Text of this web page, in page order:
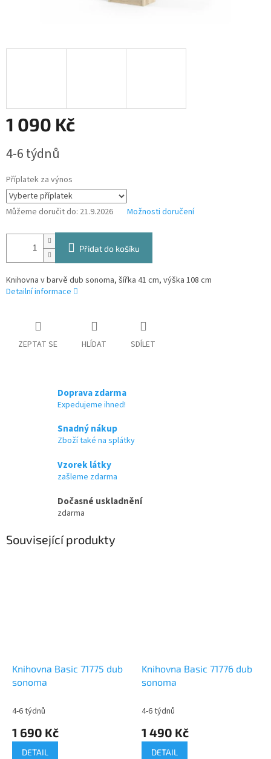
1 090 Kč
cena:
4-6 týdnů
Příplatek za výnos
Můžeme doručit do: 21.9.2026 Možnosti doručení
Přidat do košíku
Knihovna v barvě dub sonoma, šířka 41 cm, výška 108 cm
Detailní informace
ZEPTAT SE HLÍDAT SDÍLET
Doprava zdarma
Expedujeme ihned!
Snadný nákup
Zboží také na splátky
Vzorek látky
zašleme zdarma
Dočasné uskladnění
zdarma
Související produkty
Knihovna Basic 71775 dub
sonoma
4-6 týdnů
1 690 Kč
DETAIL
Knihovna Basic 71776 dub
sonoma
4-6 týdnů
1 490 Kč
DETAIL